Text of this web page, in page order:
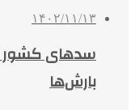
۱۴۰۲/۱۱/۱۳
بارش‌ها